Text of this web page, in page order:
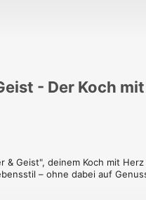
- Der Koch
& Geist", deinem Koch mit
– ohne dabei auf